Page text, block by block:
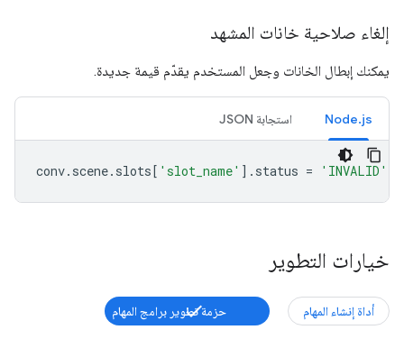
إلغاء صلاحية خانات المشهد
يمكنك إبطال الخانات وجعل المستخدم يقدّم قيمة جديدة.
Node.js استجابة JSON
conv. scene. slots[ 'slot_name' ]. status = 'INVALID'
خيارات التطوير
أداة إنشاء المهام حزمة تطوير برامج المهام